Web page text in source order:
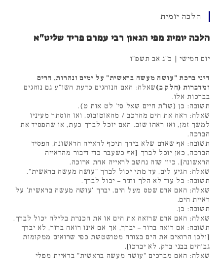
הלכה יומית
הלכה יומית מפי הגאון רבי עמרם פריד שליט"א
יום חמישי | כ"ג אב תשפ"ו
דיני ברכת "עושה מעשה בראשית" על ימים ונהרות, הרים
ומדברות (חלק ב)שאלה: האם הנוהגים כדעת השו"ע גם נוהגים
בברכות אלו.
תשובה: כן (שו"ת חיים שאל סי' לט אות ט).
שאלה: ראה את הים מהרכב / מהאוטובוס, ואז הוסתר מעיניו
למשך זמן, ואז ראהו שוב. האם יוכל לברך כעת, או שהפסיד את
הברכה.
תשובה: אף שאדם שלא בירך תיכף לראייה הראשונה, הפסיד
הברכה, כאן יוכל לברך [אף כשעבר כדי דיבור מהראייה
הראשונה], כיון שזה נחשב לראייה אחת ארוכה.
שאלה: הגיע לים, עד מתי יכול לברך "עושה מעשה בראשית".
תשובה: כל עוד לא הלך וחזר – יכול לברך.
שאלה: האם אדם שטס מעל הים, יברך 'עושה מעשה בראשית' על
ראיית הים.
תשובה: כן.
שאלה: האם אדם שרואה את הים או את הכנרת בלילה יכול לברך.
תשובה: אם רואה ברור – יברך, אך אם אינו רואה ברור, לא יברך
[ולכן הרואים את הים בצורה מטושטשת כפי שרואים ממקומות
גבוהים בבני ברק, לא יברכו].
שאלה: האם מברכים "עושה מעשה בראשית" בראיית מפלי